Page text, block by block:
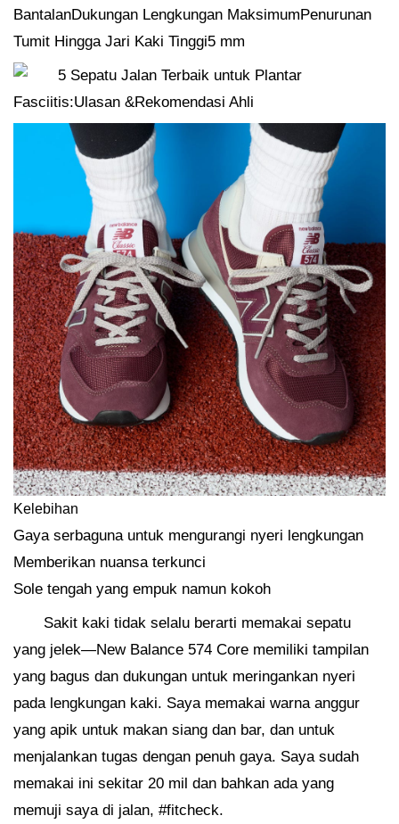
BantalanDukungan Lengkungan MaksimumPenurunan
Tumit Hingga Jari Kaki Tinggi5 mm
Kelebihan
Gaya serbaguna untuk mengurangi nyeri lengkungan
Memberikan nuansa terkunci
Sole tengah yang empuk namun kokoh
Sakit kaki tidak selalu berarti memakai sepatu
yang jelek—New Balance 574 Core memiliki tampilan
yang bagus dan dukungan untuk meringankan nyeri
pada lengkungan kaki. Saya memakai warna anggur
yang apik untuk makan siang dan bar, dan untuk
menjalankan tugas dengan penuh gaya. Saya sudah
memakai ini sekitar 20 mil dan bahkan ada yang
memuji saya di jalan, #fitcheck.